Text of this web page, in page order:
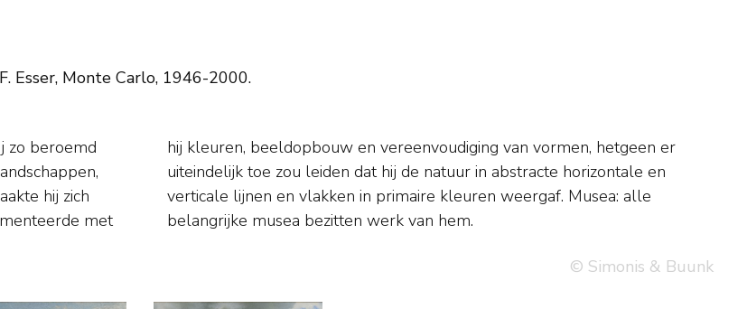
Esser, Monte Carlo, 1946-2000.
zo beroemd
hij zich
met
hetgeen er
en
alle
belangrijke musea bezitten werk van hem.
© Simonis & Buunk